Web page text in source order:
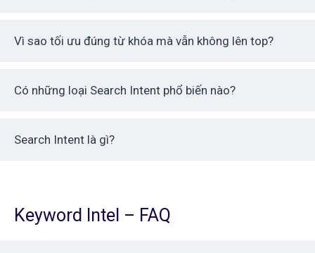
Vì sao tối ưu đúng từ khóa mà vẫn không lên top?
Có những loại Search Intent phổ biến nào?
Search Intent là gì?
Keyword Intel – FAQ